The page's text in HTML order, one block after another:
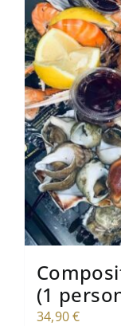
(1
34,90€